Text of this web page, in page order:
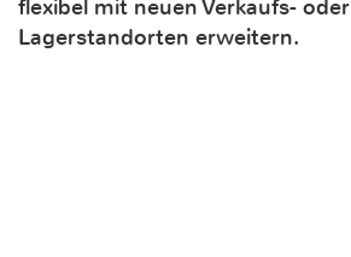
flexibel mit neuen Verkaufs- oder
Lagerstandorten erweitern.